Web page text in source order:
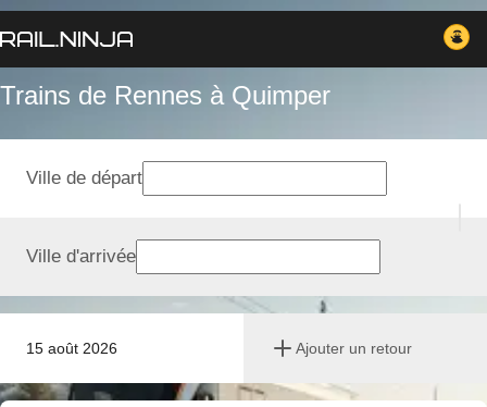
Trains de Rennes à Quimper
15 août 2026 Ajouter un retour
Ville de départ
Ville d'arrivée